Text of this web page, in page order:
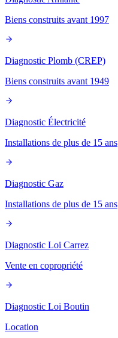
Biens construits avant 1997
Diagnostic Plomb (CREP)
Biens construits avant 1949
Diagnostic Électricité
Installations de plus de 15 ans
Diagnostic Gaz
Installations de plus de 15 ans
Diagnostic Loi Carrez
Vente en copropriété
Diagnostic Loi Boutin
Location